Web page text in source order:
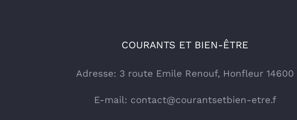
COURANTS ET BIEN-ÊTRE
Adresse: 3 route Emile Renouf, Honfleur 14600
E-mail: contact@courantsetbien-etre.f